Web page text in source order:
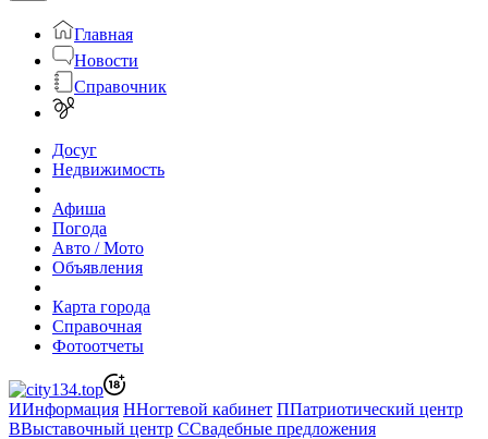
Главная
Новости
Справочник
Досуг
Недвижимость
Афиша
Погода
Авто / Мото
Объявления
Карта города
Справочная
Фотоотчеты
ИИнформация ННогтевой кабинет ППатриотический центр
ВВыставочный центр ССвадебные предложения